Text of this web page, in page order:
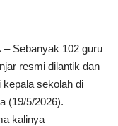
– Sebanyak 102 guru
resmi dilantik dan
kepala sekolah di
(19/5/2026).
kalinya